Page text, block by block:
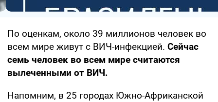
По оценкам, около 39 миллионов человек во
всем мире живут с ВИЧ-инфекцией. Сейчас
семь человек во всем мире считаются
вылеченными от ВИЧ.
Напомним, в 25 городах Южно-Африканской